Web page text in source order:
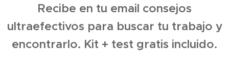
Recibe en tu email consejos
ultraefectivos para buscar tu trabajo y
encontrarlo. Kit + test gratis incluido.